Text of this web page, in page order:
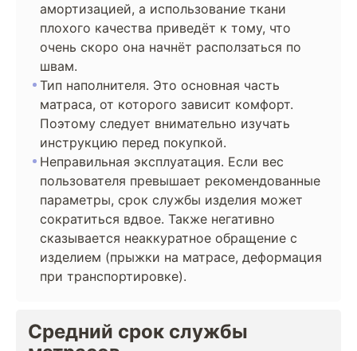
амортизацией, а использование ткани
плохого качества приведёт к тому, что
очень скоро она начнёт расползаться по
швам.
Тип наполнителя. Это основная часть
матраса, от которого зависит комфорт.
Поэтому следует внимательно изучать
инструкцию перед покупкой.
Неправильная эксплуатация. Если вес
пользователя превышает рекомендованные
параметры, срок службы изделия может
сократиться вдвое. Также негативно
сказывается неаккуратное обращение с
изделием (прыжки на матрасе, деформация
при транспортировке).
Средний срок службы